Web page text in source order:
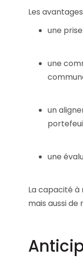
Les
une
une
un
une
La capacité
mais aussi